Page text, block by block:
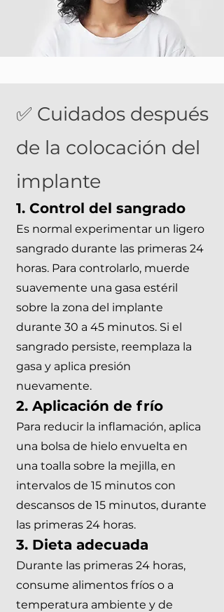
✅ Cuidados después
de la colocación del
implante
1. Control del sangrado
Es normal experimentar un ligero
sangrado durante las primeras 24
horas. Para controlarlo, muerde
suavemente una gasa estéril
sobre la zona del implante
durante 30 a 45 minutos. Si el
sangrado persiste, reemplaza la
gasa y aplica presión
nuevamente. ​
2. Aplicación de frío
Para reducir la inflamación, aplica
una bolsa de hielo envuelta en
una toalla sobre la mejilla, en
intervalos de 15 minutos con
descansos de 15 minutos, durante
las primeras 24 horas. ​
3. Dieta adecuada
Durante las primeras 24 horas,
consume alimentos fríos o a
temperatura ambiente y de